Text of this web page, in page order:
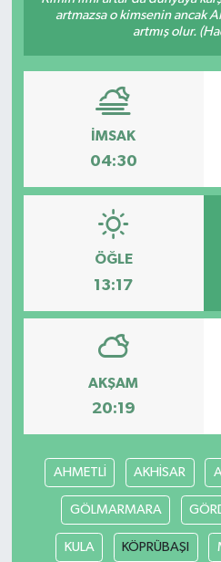
artmazsa o kimsenin ancak
artmış olur.
İMSAK
04:30
ÖĞLE
13:17
AKŞAM
20:19
AHMETLİ AKHİSAR
GÖLMARMARA
KULA KÖPRÜBAŞI